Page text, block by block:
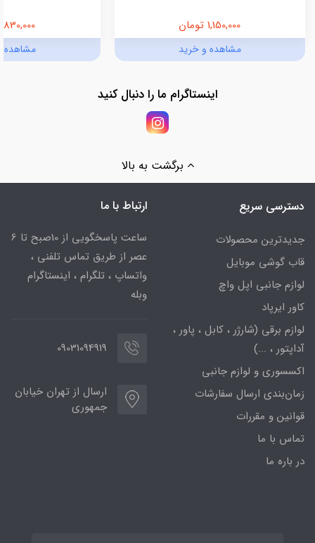
1,150,000 تومان
مشاهده و خرید
830,000 تومان
مشاهده
اینستاگرام ما را دنبال کنید
برگشت به بالا
دسترسی سریع
جدیدترین محصولات
قاب گوشی موبایل
لوازم جانبی اپل واچ
کاور ایرپاد
لوازم برقی (شارژر ، کابل ، پاور ،
آداپتور ، ...)
اکسسوری و لوازم جانبی
زمان‌بندی ارسال سفارشات
قوانین و مقررات
تماس با ما
در باره ما
ارتباط با ما
ساعت پاسخگویی از 10صبح تا 6
عصر از طریق تماس تلفنی ،
واتساپ ، تلگرام ، اینستاگرام
وبله
09031094919
ارسال از تهران خیابان
جمهوری